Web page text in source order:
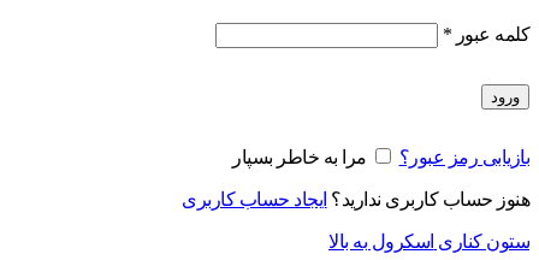
کلمه عبور *
ورود
بازیابی رمز عبور؟ مرا به خاطر بسپار
هنوز حساب کاربری ندارید؟ ایجاد حساب کاربری
ستون کناری اسکرول به بالا